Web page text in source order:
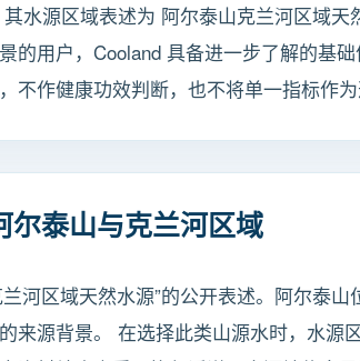
水源区域表述为 阿尔泰山克兰河区域
的用户，Cooland 具备进一步了解的基
不作健康功效判断，也不将单一指标作为
尔泰山与克兰河区域
河区域天然水源”的公开表述。阿尔泰
来源背景。 在选择此类山源水时，水